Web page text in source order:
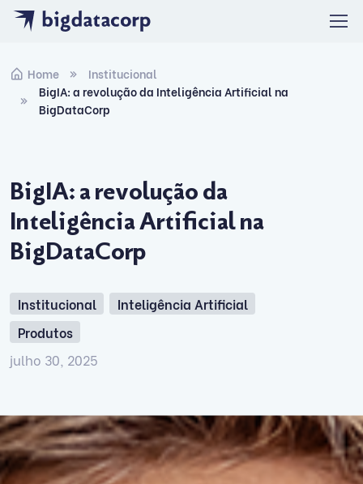
Skip to navigation
Skip to content
Home
Institucional
BigIA: a revolução da Inteligência Artificial na
BigDataCorp
BigIA: a revolução da
Inteligência Artificial na
BigDataCorp
Institucional
Inteligência Artificial
Produtos
julho 30, 2025